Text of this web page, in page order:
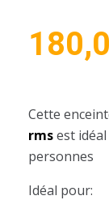
Cette
rmsest
personnes
Idéal pour: